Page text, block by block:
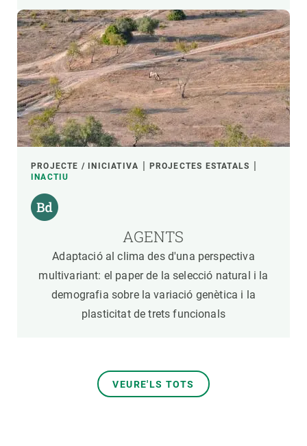
PROJECTE / INICIATIVA
PROJECTES ESTATALS
INACTIU
AGENTS
Adaptació al clima des d'una perspectiva
multivariant: el paper de la selecció natural i la
demografia sobre la variació genètica i la
plasticitat de trets funcionals
VEURE'LS TOTS